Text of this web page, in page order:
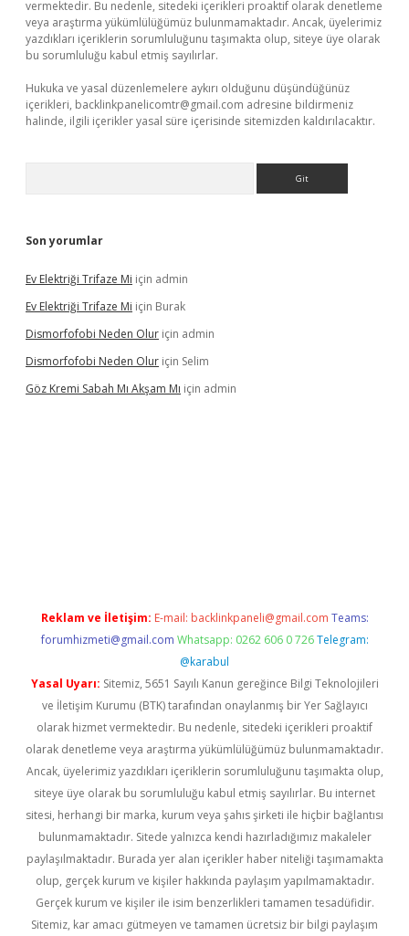
vermektedir. Bu nedenle, sitedeki içerikleri proaktif olarak denetleme
veya araştırma yükümlülüğümüz bulunmamaktadır. Ancak, üyelerimiz
yazdıkları içeriklerin sorumluluğunu taşımakta olup, siteye üye olarak
bu sorumluluğu kabul etmiş sayılırlar.
Hukuka ve yasal düzenlemelere aykırı olduğunu düşündüğünüz
içerikleri, backlinkpanelicomtr@gmail.com adresine bildirmeniz
halinde, ilgili içerikler yasal süre içerisinde sitemizden kaldırılacaktır.
Son yorumlar
Ev Elektriği Trifaze Mi için admin
Ev Elektriği Trifaze Mi için Burak
Dismorfofobi Neden Olur için admin
Dismorfofobi Neden Olur için Selim
Göz Kremi Sabah Mı Akşam Mı için admin
Reklam ve İletişim: E-mail: backlinkpaneli@gmail.com Teams:
forumhizmeti@gmail.com Whatsapp: 0262 606 0 726 Telegram:
@karabul
Yasal Uyarı: Sitemiz, 5651 Sayılı Kanun gereğince Bilgi Teknolojileri
ve İletişim Kurumu (BTK) tarafından onaylanmış bir Yer Sağlayıcı
olarak hizmet vermektedir. Bu nedenle, sitedeki içerikleri proaktif
olarak denetleme veya araştırma yükümlülüğümüz bulunmamaktadır.
Ancak, üyelerimiz yazdıkları içeriklerin sorumluluğunu taşımakta olup,
siteye üye olarak bu sorumluluğu kabul etmiş sayılırlar. Bu internet
sitesi, herhangi bir marka, kurum veya şahıs şirketi ile hiçbir bağlantısı
bulunmamaktadır. Sitede yalnızca kendi hazırladığımız makaleler
paylaşılmaktadır. Burada yer alan içerikler haber niteliği taşımamakta
olup, gerçek kurum ve kişiler hakkında paylaşım yapılmamaktadır.
Gerçek kurum ve kişiler ile isim benzerlikleri tamamen tesadüfidir.
Sitemiz, kar amacı gütmeyen ve tamamen ücretsiz bir bilgi paylaşım